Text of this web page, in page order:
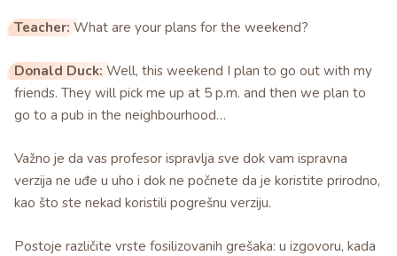
Teacher: What are your plans for the weekend?
Donald Duck: Well, this weekend I plan to go out with my
friends. They will pick me up at 5 p.m. and then we plan to
go to a pub in the neighbourhood…
Važno je da vas profesor ispravlja sve dok vam ispravna
verzija ne uđe u uho i dok ne počnete da je koristite prirodno,
kao što ste nekad koristili pogrešnu verziju.
Postoje različite vrste fosilizovanih grešaka: u izgovoru, kada